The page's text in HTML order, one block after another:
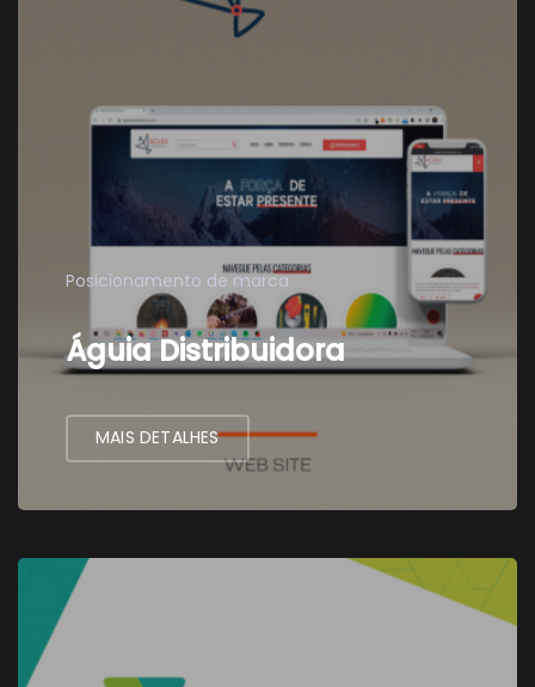
Posicionamento de marca
Águia Distribuidora
MAIS DETALHES